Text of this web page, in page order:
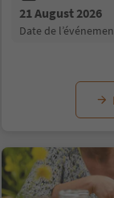
21 August 2026
date de